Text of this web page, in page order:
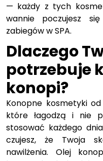
— każdy z tych
wannie poczujesz
zabiegów w SPA.
Dlaczego
potrzebuje
konopi?
Konopne kosmetyki
które łagodzą i nie
stosować każdego
czujesz, że Twoja
nawilżenia. Olej